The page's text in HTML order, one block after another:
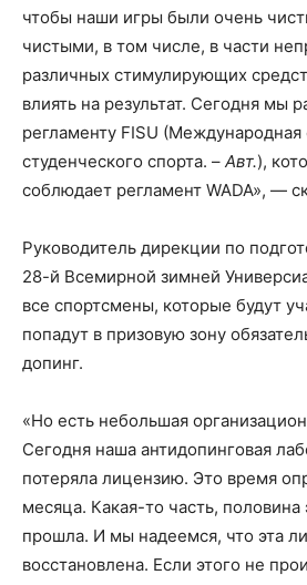
чтобы наши игры были очень
чистыми, в том числе, в части
различных стимулирующих
влиять на результат. Сегодня мы
регламенту FISU
студенческого спорта. – Авт.),
соблюдает регламент WADA», —
Руководитель дирекции по
28-й Всемирной зимней
все спортсмены, которые будут
попадут в призовую зону
допинг.
«Но есть небольшая
Сегодня наша антидопинговая
потеряла лицензию. Это время
месяца. Какая-то часть, половина
прошла. И мы надеемся, что эта
восстановлена. Если этого не